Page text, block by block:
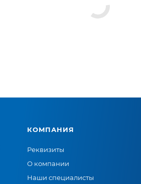
КОМПАНИЯ
Реквизиты
О компании
Наши специалисты